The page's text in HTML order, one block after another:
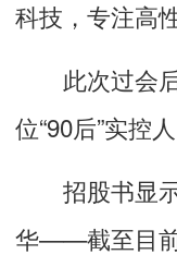
科技，专注高
此次过会后
位“90后”实控人
招股书显示
华——截至目